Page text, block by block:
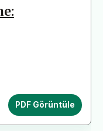
PDF Görüntüle